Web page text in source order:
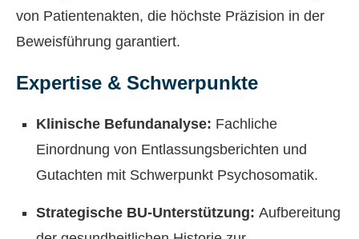
von Patientenakten, die höchste Präzision in der
Beweisführung garantiert.
Expertise & Schwerpunkte
Klinische Befundanalyse: Fachliche
Einordnung von Entlassungsberichten und
Gutachten mit Schwerpunkt Psychosomatik.
Strategische BU-Unterstützung: Aufbereitung